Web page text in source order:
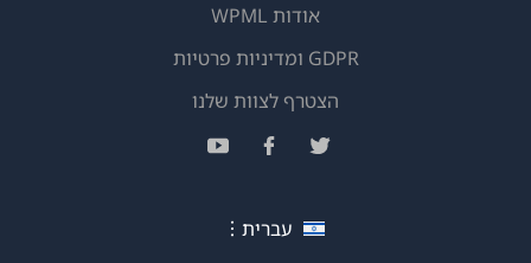
עברית
אודות WPML
GDPR ומדיניות פרטיות
הצטרף לצוות שלנו(נפתח
(נפתח
(נפתח(נפתח